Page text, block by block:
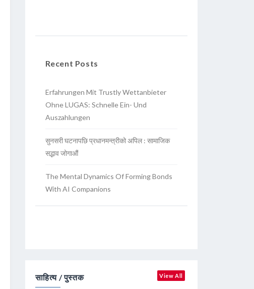
Recent Posts
Erfahrungen Mit Trustly Wettanbieter
Ohne LUGAS: Schnelle Ein- Und
Auszahlungen
सुनसरी घटनापछि प्रधानमन्त्रीको अपिल : सामाजिक
सद्भाव जोगाऔं
The Mental Dynamics Of Forming Bonds
With AI Companions
साहित्य / पुस्तक View All